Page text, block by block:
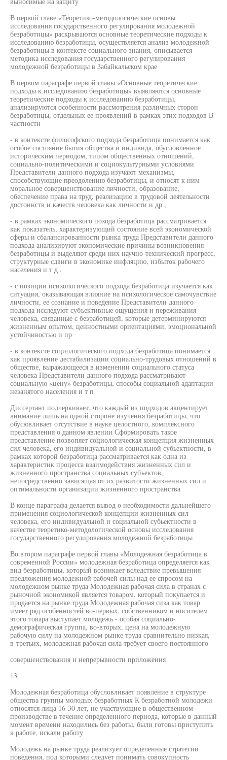
В первой главе «Теоретико-методологические основы
исследования государственного регулирования молодежной
безработицы» раскрываются основные теоретические подходы к
исследованию безработицы, осуществляется анализ молодежной
безработицы в контексте социального знания, описывается
методика исследования государственного регулирования
молодежной безработицы в Забайкальском крае
В первом параграфе первой главы «Основные теоретические
подходы к исследованию безработицы» выявляются основные
теоретические подходы к исследованию безработицы,
анализируются особенности рассмотрения различных сторон
безработицы, отдельных ее проявлений в рамках этих подходов В
частности
- в контексте философского подхода безработица понимается как
особое состояние бытия общества и индивида, обусловленное
историческим периодом, типом общественных отношений,
социально-политическими и социокультурными условиями
Представители данного подхода изучают механизмы,
способствующие преодолению безработицы, и относят к ним
моральное совершенствование личности, образование,
обеспечение права на труд, реализацию в трудовой деятельности
достоинств и качеств человека как личности и др ,
- в рамках экономического похода безработица рассматривается
как показатель, характеризующий состояние всей экономической
сферы и сбалансированности рынка труда Представители данного
подхода анализируют экономические причины возникновения
безработицы и выделяют среди них научно-технический прогресс,
структурные сдвиги в экономике инфляцию, избыток рабочего
населения и т д ,
- с позиции психологического подхода безработица изучается как
ситуация, оказывающая влияние на психологическое самочувствие
личности, ее сознание и поведение Представители данного
подхода исследуют субъективные ощущения и переживания
человека, связанные с безработицей, которые детерминируются
жизненным опытом, ценностными ориентациями, эмоциональной
устойчивостью и пр
- в контексте социологического подхода безработица понимается
как проявление дестабилизации социально-трудовых отношений в
обществе, выражающееся в изменении социального статуса
человека Представители данного подхода рассматривают
социальную «цену» безработицы, способы социальной адаптации
незанятого населения и т п
Диссертант подчеркивает, что каждый из подходов акцентирует
внимание лишь на одной стороне изучения безработицы, что
обусювливает отсутствие в науке целостного, комплексного
представления о данном явлении Сформировать такое
представление позвопяет социологическая концепция жизненных
сил человека, его индивидуальной и социальной субьектности, в
рамках которой безработица рассматривается как одна из
характеристик процесса взаимодействия жизненных сил и
жизненного пространства социальных субъектов,
непосредственно зависящая от их развитости жизненных сил и
оптимальности организации жизненного пространства
В конце параграфа делается вывод о необходимости дальнейшего
применения социологической концепции жизненных сил
человека, его индивидуальной и социальной субьектности в
качестве теоретико-методологической основы исследования
государственного регулирования молодежной безработицы
Во втором параграфе первой главы «Молодежная безработица в
современной России» молодежная безработица определяется как
вид безработицы, который возникает вследствие превышения
предложения молодежной рабочей силы над ее спросом на
молодежном рынке труда Молодежная рабочая сила в странах с
рыночной экономикой является товаром, который покупается и
продается на рынке труда Молодежная рабочая сиза как товар
имеет ряд особенностей во-первых, собственником и носителем
этого товара выступает молодежь - особая социально-
демографическая группа, во-вторых, цена на молодежную
рабочую силу на молодежном рынке труда сравнительно низкая,
в-третьих, молодежная рабочая сила требует своего постоянного
совершенствования и непрерывности приложения
13
Молодежная безработица обусловливает появление в структуре
общества группы молодых безработных К безработной молодежи
относятся лица 16-30 лет, не участвующие в общественном
производстве в течение определенного периода, которые в данный
момент времени находились без работы, были готовы приступить
к работе, искали работу
Молодежь на рынке труда реализует определенные стратегии
поведения, под которыми следует понимать совокупность